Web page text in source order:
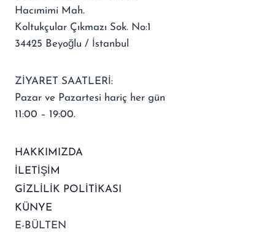
Hacımimi Mah.
Koltukçular Çıkmazı Sok. No:1
34425 Beyoğlu / İstanbul
ZİYARET SAATLERİ:
Pazar ve Pazartesi hariç her gün
11:00 – 19:00.
HAKKIMIZDA
İLETİŞİM
GİZLİLİK POLİTİKASI
KÜNYE
E-BÜLTEN